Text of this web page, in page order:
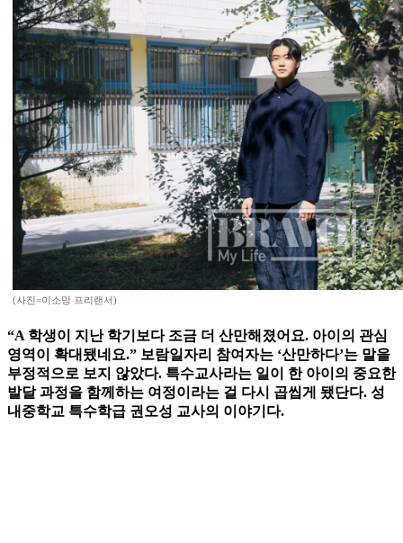
(사진=이소망 프리랜서)
“A 학생이 지난 학기보다 조금 더 산만해졌어요. 아이의 관심
영역이 확대됐네요.” 보람일자리 참여자는 ‘산만하다’는 말을
부정적으로 보지 않았다. 특수교사라는 일이 한 아이의 중요한
발달 과정을 함께하는 여정이라는 걸 다시 곱씹게 됐단다. 성
내중학교 특수학급 권오성 교사의 이야기다.